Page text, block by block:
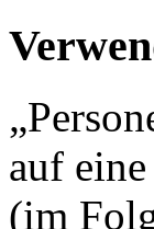
auf
(im